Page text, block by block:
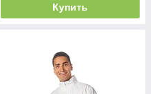
Купить